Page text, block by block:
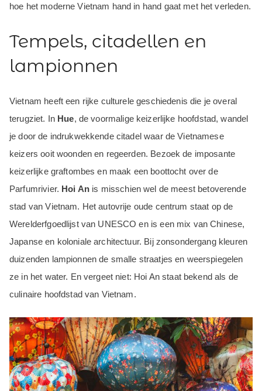
hoe het moderne Vietnam hand in hand gaat met het verleden.
Tempels, citadellen en
lampionnen
Vietnam heeft een rijke culturele geschiedenis die je overal
terugziet. In Hue, de voormalige keizerlijke hoofdstad, wandel
je door de indrukwekkende citadel waar de Vietnamese
keizers ooit woonden en regeerden. Bezoek de imposante
keizerlijke graftombes en maak een boottocht over de
Parfumrivier. Hoi An is misschien wel de meest betoverende
stad van Vietnam. Het autovrije oude centrum staat op de
Werelderfgoedlijst van UNESCO en is een mix van Chinese,
Japanse en koloniale architectuur. Bij zonsondergang kleuren
duizenden lampionnen de smalle straatjes en weerspiegelen
ze in het water. En vergeet niet: Hoi An staat bekend als de
culinaire hoofdstad van Vietnam.